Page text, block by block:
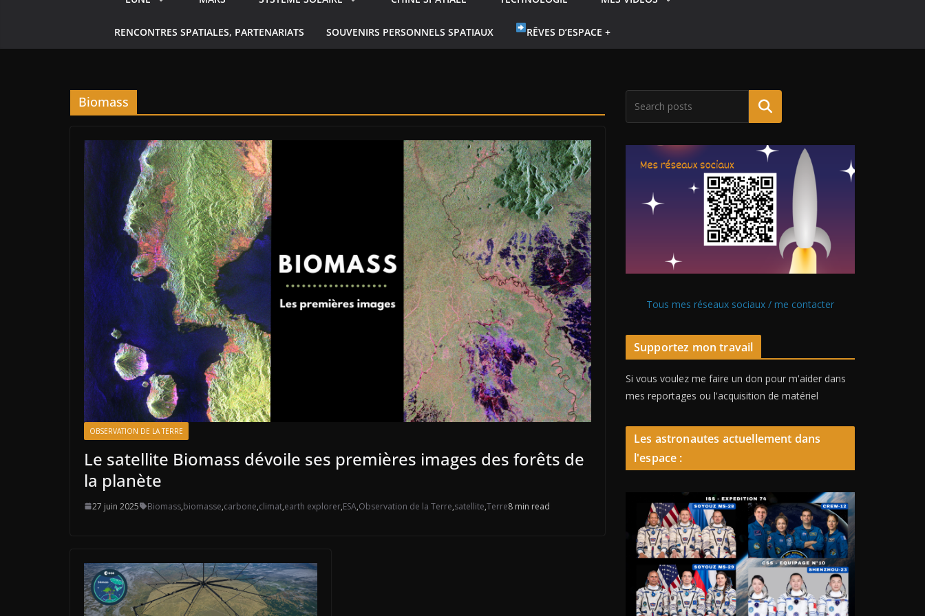
RENCONTRES SPATIALES, PARTENARIATS SOUVENIRS PERSONNELS SPATIAUX RÊVES D’ESPACE +
Biomass
OBSERVATION DE LA TERRE
Le satellite Biomass dévoile ses premières images des forêts de
la planète
27 juin 2025 Biomass,biomasse,carbone,climat,earth explorer,ESA,Observation de la Terre,satellite,Terre8 min read
Tous mes réseaux sociaux / me contacter
Supportez mon travail
Si vous voulez me faire un don pour m'aider dans
mes reportages ou l'acquisition de matériel
Les astronautes actuellement dans
l'espace :